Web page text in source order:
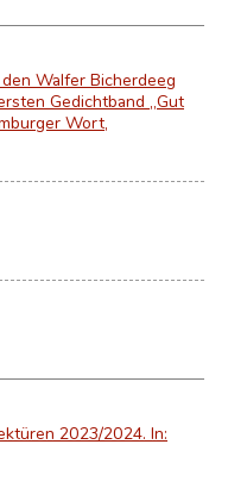
Walfer Bicherdeeg
Gedichtband „Gut
Wort,
2023/2024. In: